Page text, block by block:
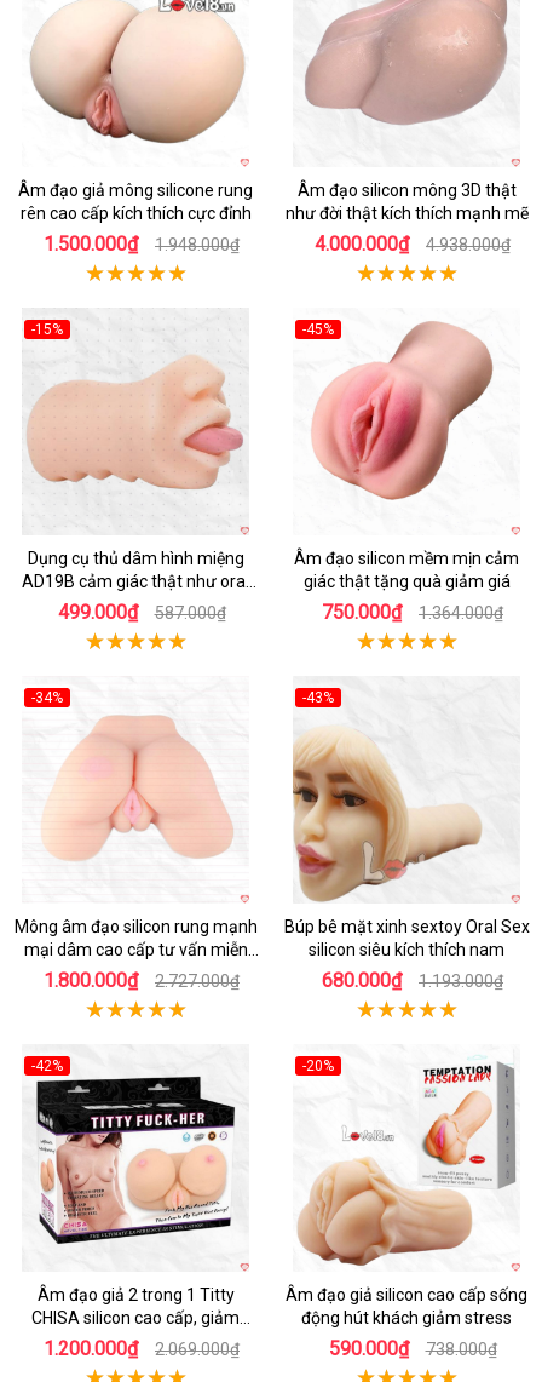
Âm đạo giả mông silicone rung
rên cao cấp kích thích cực đỉnh
1.500.000₫ 1.948.000₫
Âm đạo silicon mông 3D thật
như đời thật kích thích mạnh mẽ
4.000.000₫ 4.938.000₫
-15%
Dụng cụ thủ dâm hình miệng
AD19B cảm giác thật như oral
sex
499.000₫ 587.000₫
-45%
Âm đạo silicon mềm mịn cảm
giác thật tặng quà giảm giá
750.000₫ 1.364.000₫
-34%
Mông âm đạo silicon rung mạnh
mại dâm cao cấp tư vấn miễn
phí
1.800.000₫ 2.727.000₫
-43%
Búp bê mặt xinh sextoy Oral Sex
silicon siêu kích thích nam
680.000₫ 1.193.000₫
-42%
Âm đạo giả 2 trong 1 Titty
CHISA silicon cao cấp, giảm
stress
1.200.000₫ 2.069.000₫
-20%
Âm đạo giả silicon cao cấp sống
động hút khách giảm stress
590.000₫ 738.000₫